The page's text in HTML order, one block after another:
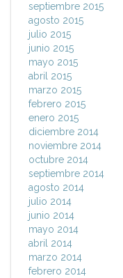
septiembre 2015
agosto 2015
julio 2015
junio 2015
mayo 2015
abril 2015
marzo 2015
febrero 2015
enero 2015
diciembre 2014
noviembre 2014
octubre 2014
septiembre 2014
agosto 2014
julio 2014
junio 2014
mayo 2014
abril 2014
marzo 2014
febrero 2014